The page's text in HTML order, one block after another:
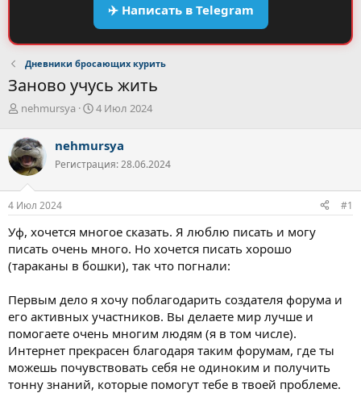
✈️ Написать в Telegram
Дневники бросающих курить
Заново учусь жить
А
т
о
р
т
е
м
nehmursya
Д
а
н
ч
а
4 Июл 2024
nehmursya
Регистрация: 28.06.2024
4 Июл 2024 #1
Уф, хочется многое сказать. Я люблю писать и могу
писать очень много. Но хочется писать хорошо
(тараканы в бошки), так что погнали:
Первым дело я хочу поблагодарить создателя форума и
его активных участников. Вы делаете мир лучше и
помогаете очень многим людям (я в том числе).
Интернет прекрасен благодаря таким форумам, где ты
можешь почувствовать себя не одиноким и получить
тонну знаний, которые помогут тебе в твоей проблеме.